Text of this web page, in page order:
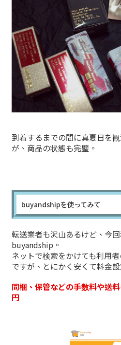
到着するまでの間に真夏日を
が、商品の状態も完璧。
buyandshipを使ってみて
転送業者も沢山あるけど、今
buyandship。
ネットで検索をかけても利用
ですが、とにかく安くて料金
同梱、保管などの手数料や送
円